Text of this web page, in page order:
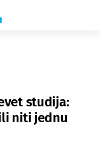
studija:
niti jednu